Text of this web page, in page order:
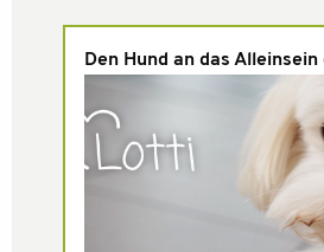
Den Hund an das